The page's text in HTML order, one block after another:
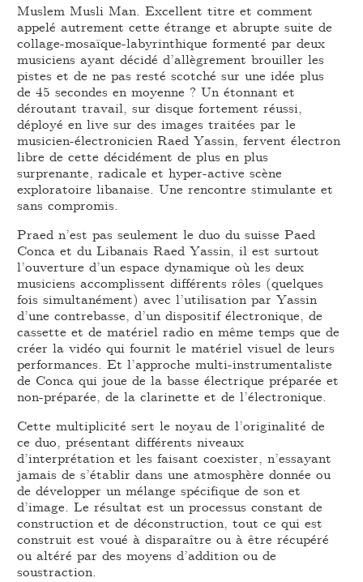
Muslem Musli Man. Excellent titre et comment
appelé autrement cette étrange et abrupte suite de
collage-mosaïque-labyrinthique formenté par deux
musiciens ayant décidé d’allègrement brouiller les
pistes et de ne pas resté scotché sur une idée plus
de 45 secondes en moyenne ? Un étonnant et
déroutant travail, sur disque fortement réussi,
déployé en live sur des images traitées par le
musicien-électronicien Raed Yassin, fervent électron
libre de cette décidément de plus en plus
surprenante, radicale et hyper-active scène
exploratoire libanaise. Une rencontre stimulante et
sans compromis.
Praed n’est pas seulement le duo du suisse Paed
Conca et du Libanais Raed Yassin, il est surtout
l’ouverture d’un espace dynamique où les deux
musiciens accomplissent différents rôles (quelques
fois simultanément) avec l’utilisation par Yassin
d’une contrebasse, d’un dispositif électronique, de
cassette et de matériel radio en même temps que de
créer la vidéo qui fournit le matériel visuel de leurs
performances. Et l’approche multi-instrumentaliste
de Conca qui joue de la basse électrique préparée et
non-préparée, de la clarinette et de l’électronique.
Cette multiplicité sert le noyau de l’originalité de
ce duo, présentant différents niveaux
d’interprétation et les faisant coexister, n’essayant
jamais de s’établir dans une atmosphère donnée ou
de développer un mélange spécifique de son et
d’image. Le résultat est un processus constant de
construction et de déconstruction, tout ce qui est
construit est voué à disparaître ou à être récupéré
ou altéré par des moyens d’addition ou de
soustraction.